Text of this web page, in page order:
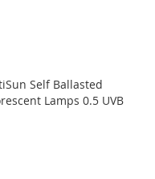
Self Ballasted
Lamps 0.5 UVB